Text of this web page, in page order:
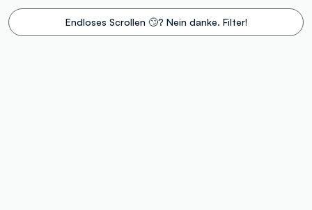
Endloses Scrollen 🙄? Nein danke. Filter!